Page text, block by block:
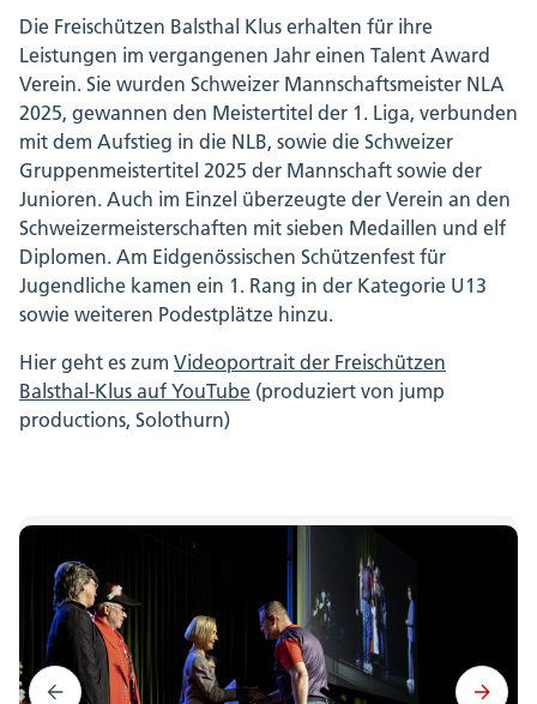
Die Freischützen Balsthal Klus erhalten für ihre
Leistungen im vergangenen Jahr einen Talent Award
Verein. Sie wurden Schweizer Mannschaftsmeister NLA
2025, gewannen den Meistertitel der 1. Liga, verbunden
mit dem Aufstieg in die NLB, sowie die Schweizer
Gruppenmeistertitel 2025 der Mannschaft sowie der
Junioren. Auch im Einzel überzeugte der Verein an den
Schweizermeisterschaften mit sieben Medaillen und elf
Diplomen. Am Eidgenössischen Schützenfest für
Jugendliche kamen ein 1. Rang in der Kategorie U13
sowie weiteren Podestplätze hinzu.
Hier geht es zum Videoportrait der Freischützen
Balsthal-Klus auf YouTube (produziert von jump
productions, Solothurn)